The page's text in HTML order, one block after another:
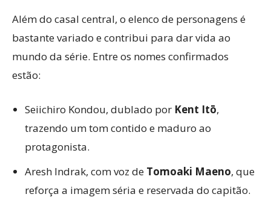
Além do casal central, o elenco de personagens é
bastante variado e contribui para dar vida ao
mundo da série. Entre os nomes confirmados
estão:
Seiichiro Kondou, dublado por Kent Itō,
trazendo um tom contido e maduro ao
protagonista.
Aresh Indrak, com voz de Tomoaki Maeno, que
reforça a imagem séria e reservada do capitão.